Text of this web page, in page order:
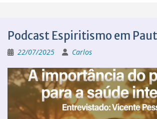
Podcast Espiritismo em
22/07/2025 Carlos